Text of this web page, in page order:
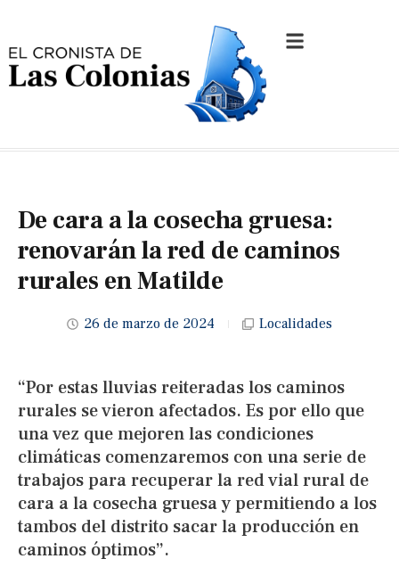
De cara a la cosecha gruesa:
renovarán la red de caminos
rurales en Matilde
26 de marzo de 2024 Localidades
“Por estas lluvias reiteradas los caminos
rurales se vieron afectados. Es por ello que
una vez que mejoren las condiciones
climáticas comenzaremos con una serie de
trabajos para recuperar la red vial rural de
cara a la cosecha gruesa y permitiendo a los
tambos del distrito sacar la producción en
caminos óptimos”.